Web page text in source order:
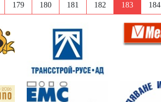
179 180 181 182 183 184